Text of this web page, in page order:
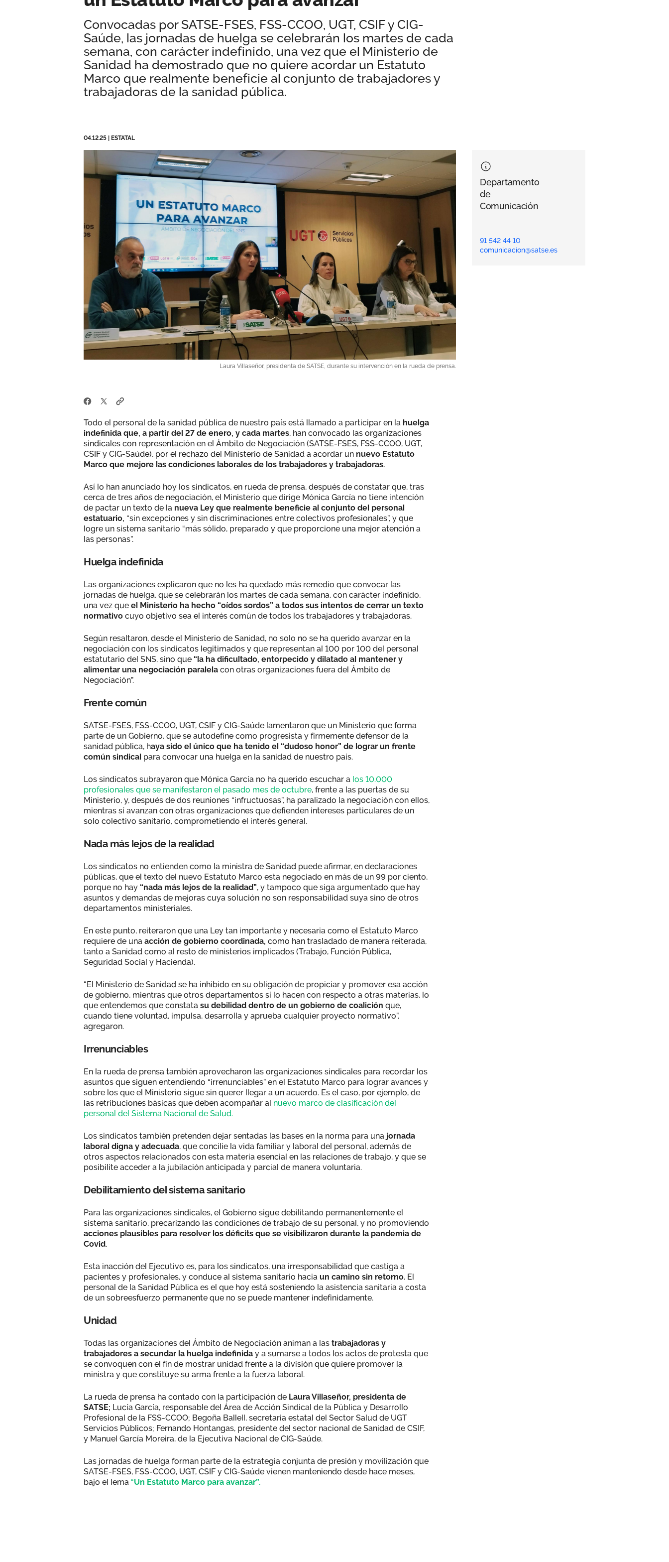
Convocadas por SATSE-FSES, FSS-CCOO, UGT, CSIF y CIG-
Saúde, las jornadas de huelga se celebrarán los martes de cada
semana, con carácter indefinido, una vez que el Ministerio de
Sanidad ha demostrado que no quiere acordar un Estatuto
Marco que realmente beneficie al conjunto de trabajadores y
trabajadoras de la sanidad pública.
04.12.25 ESTATAL
Laura Villaseñor, presidenta de SATSE, durante su intervención en la rueda de prensa.
Todo el personal de la sanidad pública de nuestro país está llamado a participar en la huelga
indefinida que, a partir del 27 de enero, y cada martes, han convocado las organizaciones
sindicales con representación en el Ámbito de Negociación (SATSE-FSES, FSS-CCOO, UGT,
CSIF y CIG-Saúde), por el rechazo del Ministerio de Sanidad a acordar un nuevo Estatuto
Marco que mejore las condiciones laborales de los trabajadores y trabajadoras.
Así lo han anunciado hoy los sindicatos, en rueda de prensa, después de constatar que, tras
cerca de tres años de negociación, el Ministerio que dirige Mónica García no tiene intención
de pactar un texto de la nueva Ley que realmente beneficie al conjunto del personal
estatuario, “sin excepciones y sin discriminaciones entre colectivos profesionales”, y que
logre un sistema sanitario “más sólido, preparado y que proporcione una mejor atención a
las personas”.
Huelga indefinida
Las organizaciones explicaron que no les ha quedado más remedio que convocar las
jornadas de huelga, que se celebrarán los martes de cada semana, con carácter indefinido,
una vez que el Ministerio ha hecho “oídos sordos” a todos sus intentos de cerrar un texto
normativo cuyo objetivo sea el interés común de todos los trabajadores y trabajadoras.
Según resaltaron, desde el Ministerio de Sanidad, no solo no se ha querido avanzar en la
negociación con los sindicatos legitimados y que representan al 100 por 100 del personal
estatutario del SNS, sino que “la ha dificultado, entorpecido y dilatado al mantener y
alimentar una negociación paralela con otras organizaciones fuera del Ámbito de
Negociación”.
Frente común
SATSE-FSES, FSS-CCOO, UGT, CSIF y CIG-Saúde lamentaron que un Ministerio que forma
parte de un Gobierno, que se autodefine como progresista y firmemente defensor de la
sanidad pública, haya sido el único que ha tenido el “dudoso honor” de lograr un frente
común sindical para convocar una huelga en la sanidad de nuestro país.
Los sindicatos subrayaron que Mónica García no ha querido escuchar a los 10.000
profesionales que se manifestaron el pasado mes de octubre, frente a las puertas de su
Ministerio, y, después de dos reuniones “infructuosas”, ha paralizado la negociación con ellos,
mientras sí avanzan con otras organizaciones que defienden intereses particulares de un
solo colectivo sanitario, comprometiendo el interés general.
Nada más lejos de la realidad
Los sindicatos no entienden como la ministra de Sanidad puede afirmar, en declaraciones
públicas, que el texto del nuevo Estatuto Marco esta negociado en más de un 99 por ciento,
porque no hay “nada más lejos de la realidad”, y tampoco que siga argumentado que hay
asuntos y demandas de mejoras cuya solución no son responsabilidad suya sino de otros
departamentos ministeriales.
En este punto, reiteraron que una Ley tan importante y necesaria como el Estatuto Marco
requiere de una acción de gobierno coordinada, como han trasladado de manera reiterada,
tanto a Sanidad como al resto de ministerios implicados (Trabajo, Función Pública,
Seguridad Social y Hacienda).
“El Ministerio de Sanidad se ha inhibido en su obligación de propiciar y promover esa acción
de gobierno, mientras que otros departamentos sí lo hacen con respecto a otras materias, lo
que entendemos que constata su debilidad dentro de un gobierno de coalición que,
cuando tiene voluntad, impulsa, desarrolla y aprueba cualquier proyecto normativo”,
agregaron.
Irrenunciables
En la rueda de prensa también aprovecharon las organizaciones sindicales para recordar los
asuntos que siguen entendiendo “irrenunciables” en el Estatuto Marco para lograr avances y
sobre los que el Ministerio sigue sin querer llegar a un acuerdo. Es el caso, por ejemplo, de
las retribuciones básicas que deben acompañar al nuevo marco de clasificación del
personal del Sistema Nacional de Salud.
Los sindicatos también pretenden dejar sentadas las bases en la norma para una jornada
laboral digna y adecuada, que concilie la vida familiar y laboral del personal, además de
otros aspectos relacionados con esta materia esencial en las relaciones de trabajo, y que se
posibilite acceder a la jubilación anticipada y parcial de manera voluntaria.
Debilitamiento del sistema sanitario
Para las organizaciones sindicales, el Gobierno sigue debilitando permanentemente el
sistema sanitario, precarizando las condiciones de trabajo de su personal, y no promoviendo
acciones plausibles para resolver los déficits que se visibilizaron durante la pandemia de
Covid.
Esta inacción del Ejecutivo es, para los sindicatos, una irresponsabilidad que castiga a
pacientes y profesionales, y conduce al sistema sanitario hacia un camino sin retorno. El
personal de la Sanidad Pública es el que hoy está sosteniendo la asistencia sanitaria a costa
de un sobreesfuerzo permanente que no se puede mantener indefinidamente.
Unidad
Todas las organizaciones del Ámbito de Negociación animan a las trabajadoras y
trabajadores a secundar la huelga indefinida y a sumarse a todos los actos de protesta que
se convoquen con el fin de mostrar unidad frente a la división que quiere promover la
ministra y que constituye su arma frente a la fuerza laboral.
La rueda de prensa ha contado con la participación de Laura Villaseñor, presidenta de
SATSE; Lucía García, responsable del Área de Acción Sindical de la Pública y Desarrollo
Profesional de la FSS-CCOO; Begoña Ballell, secretaria estatal del Sector Salud de UGT
Servicios Públicos; Fernando Hontangas, presidente del sector nacional de Sanidad de CSIF,
y Manuel García Moreira, de la Ejecutiva Nacional de CIG-Saúde.
Las jornadas de huelga forman parte de la estrategia conjunta de presión y movilización que
SATSE-FSES, FSS-CCOO, UGT, CSIF y CIG-Saúde vienen manteniendo desde hace meses,
bajo el lema “Un Estatuto Marco para avanzar”.
Departamento
de
Comunicación
91 542 44 10
comunicacion@satse.es